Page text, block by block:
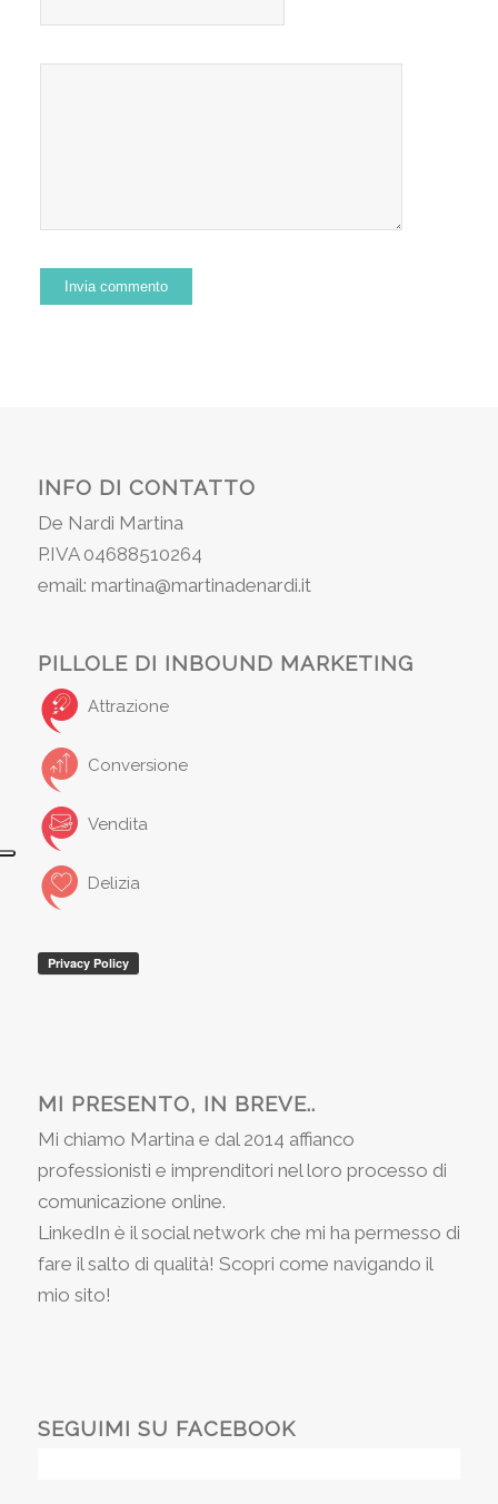
INFO DI CONTATTO
De Nardi Martina
P.IVA 04688510264
email: martina@martinadenardi.it
PILLOLE DI INBOUND MARKETING
Attrazione
Conversione
Vendita
Delizia
MI PRESENTO, IN BREVE..
Mi chiamo Martina e dal 2014 affianco
professionisti e imprenditori nel loro processo di
comunicazione online.
LinkedIn è il social network che mi ha permesso di
fare il salto di qualità! Scopri come navigando il
mio sito!
SEGUIMI SU FACEBOOK